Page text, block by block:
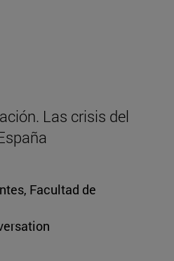
Las crisis del
Facultad de